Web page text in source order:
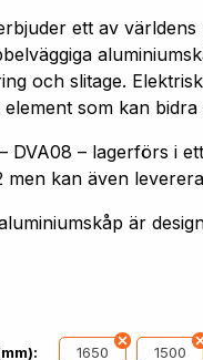
ett av
och slitage.
som kan
DVA08 – lagerförs
men kan även
är
1650 1500